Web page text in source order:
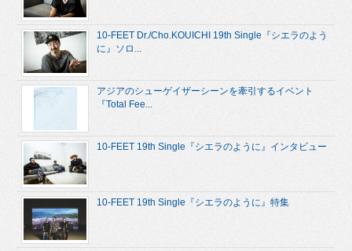
10-FEET Dr./Cho.KOUICHI 19th Single『シエラのよう
に』ソロ...
アジアのシューゲイザーシーンを牽引するイベント
『Total Fee...
10-FEET 19th Single『シエラのように』インタビュー
10-FEET 19th Single『シエラのように』特集